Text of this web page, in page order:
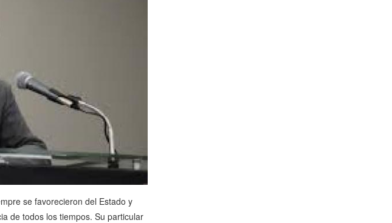
se favorecieron del Estado y
de todos los tiempos. Su particular